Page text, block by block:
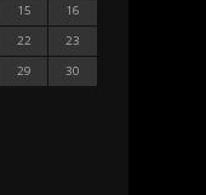
15
16
22
23
29
30